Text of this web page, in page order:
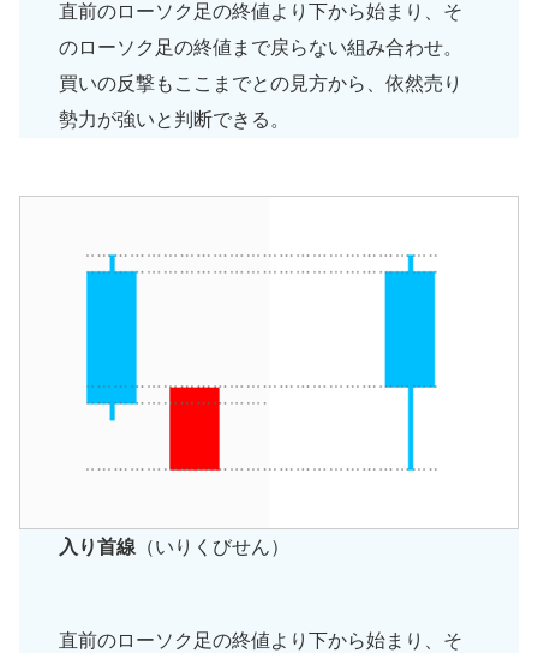
直前のローソク足の終値より下から始まり、そ
のローソク足の終値まで戻らない組み合わせ。
買いの反撃もここまでとの見方から、依然売り
勢力が強いと判断できる。
入り首線 （いりくびせん）
直前のローソク足の終値より下から始まり、そ